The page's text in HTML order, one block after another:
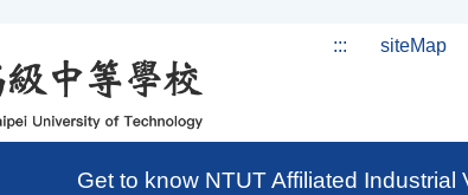
::: siteMap
Get to know NTUT Affiliated Industrial